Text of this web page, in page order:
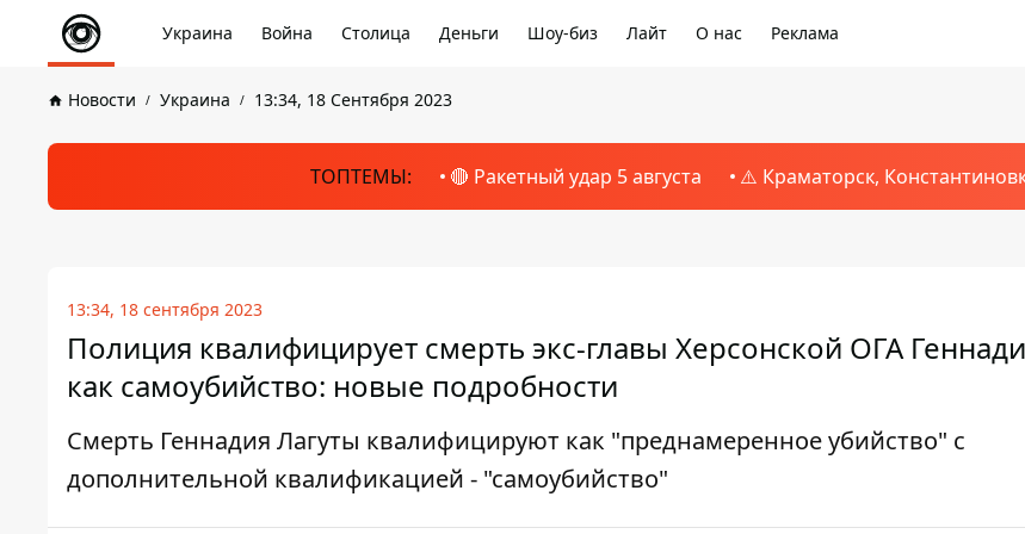
Украина Война Столица Деньги Шоу-биз Лайт О нас Реклама
Новости Украина 13:34, 18 Сентября 2023
ТОПТЕМЫ: 🔴 Ракетный удар 5 августа ⚠️ Краматорск,
13:34, 18 сентября 2023
Полиция квалифицирует смерть экс-главы Херсонской ОГА
как самоубийство: новые подробности
Смерть Геннадия Лагуты квалифицируют как "преднамеренное убийство" с
дополнительной квалификацией - "самоубийство"